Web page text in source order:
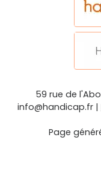
59 rue de
info@handicap.fr |
Page